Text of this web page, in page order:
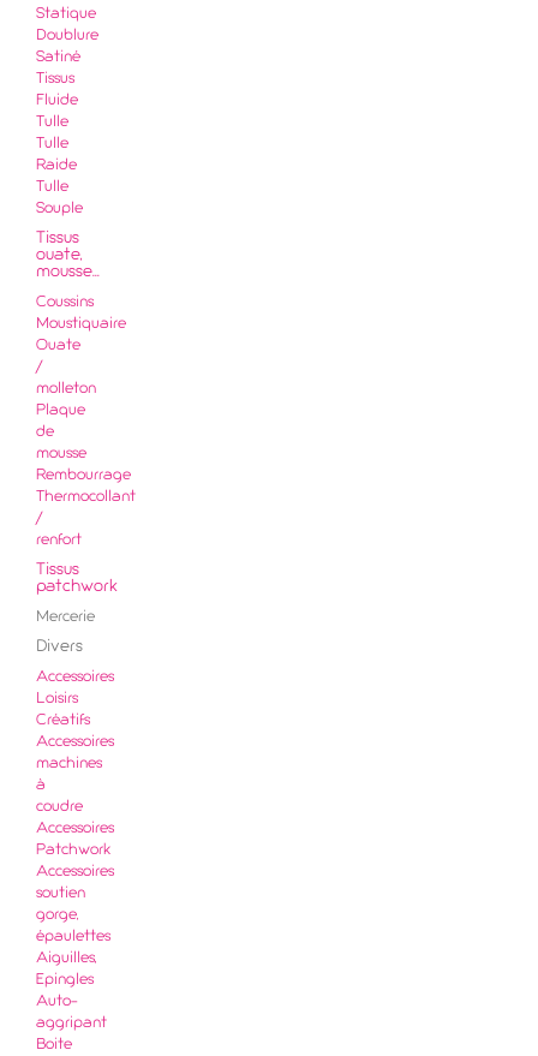
Statique
Doublure
Satiné
Tissus
Fluide
Tulle
Tulle
Raide
Tulle
Souple
Tissus
ouate,
mousse...
Coussins
Moustiquaire
Ouate
/
molleton
Plaque
de
mousse
Rembourrage
Thermocollant
/
renfort
Tissus
patchwork
Mercerie
Divers
Accessoires
Loisirs
Créatifs
Accessoires
machines
à
coudre
Accessoires
Patchwork
Accessoires
soutien
gorge,
épaulettes
Aiguilles,
Epingles
Auto-
aggripant
Boite